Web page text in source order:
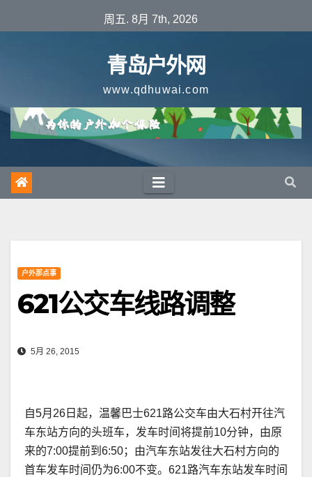
至
周五. 8月 7th, 2026
青岛户外网
www.qdhuwai.com
户外那点事
621公交车线路调整
5月 26, 2015
自5月26日起，温馨巴士621路公交车由大石村开往汽
车东站方向的头班车，发车时间将提前10分钟，由原
来的7:00提前到6:50；由汽车东站发往大石村方向的
首车发车时间仍为6:00不变。621路汽车东站发车时间